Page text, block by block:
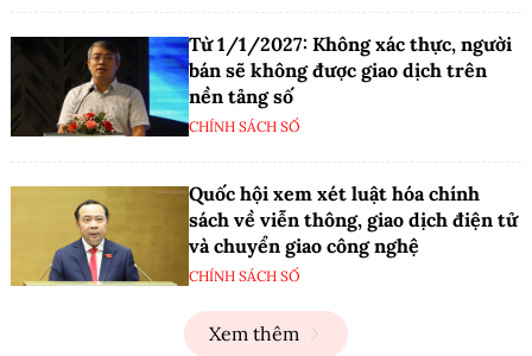
Từ 1/1/2027: Không xác thực, người
bán sẽ không được giao dịch trên
nền tảng số
CHÍNH SÁCH SỐ
Quốc hội xem xét luật hóa chính
sách về viễn thông, giao dịch điện tử
và chuyển giao công nghệ
CHÍNH SÁCH SỐ
Xem thêm